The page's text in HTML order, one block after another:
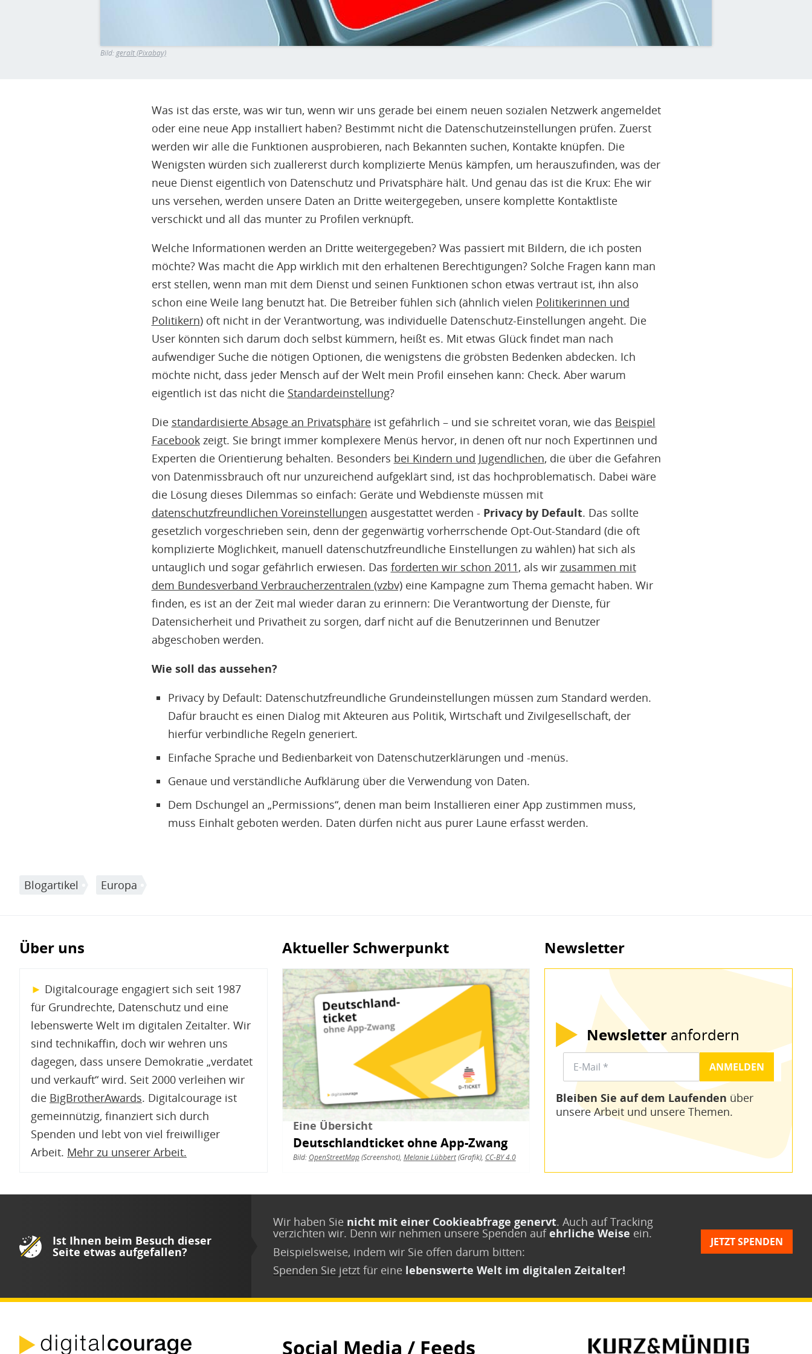
Bild:geralt (Pixabay)
Was ist das erste, was wir tun, wenn wir uns gerade bei einem neuen sozialen Netzwerk angemeldet
oder eine neue App installiert haben? Bestimmt nicht die Datenschutzeinstellungen prüfen. Zuerst
werden wir alle die Funktionen ausprobieren, nach Bekannten suchen, Kontakte knüpfen. Die
Wenigsten würden sich zuallererst durch komplizierte Menüs kämpfen, um herauszufinden, was der
neue Dienst eigentlich von Datenschutz und Privatsphäre hält. Und genau das ist die Krux: Ehe wir
uns versehen, werden unsere Daten an Dritte weitergegeben, unsere komplette Kontaktliste
verschickt und all das munter zu Profilen verknüpft.
Welche Informationen werden an Dritte weitergegeben? Was passiert mit Bildern, die ich posten
möchte? Was macht die App wirklich mit den erhaltenen Berechtigungen? Solche Fragen kann man
erst stellen, wenn man mit dem Dienst und seinen Funktionen schon etwas vertraut ist, ihn also
schon eine Weile lang benutzt hat. Die Betreiber fühlen sich (ähnlich vielen Politikerinnen und
Politikern) oft nicht in der Verantwortung, was individuelle Datenschutz-Einstellungen angeht. Die
User könnten sich darum doch selbst kümmern, heißt es. Mit etwas Glück findet man nach
aufwendiger Suche die nötigen Optionen, die wenigstens die gröbsten Bedenken abdecken. Ich
möchte nicht, dass jeder Mensch auf der Welt mein Profil einsehen kann: Check. Aber warum
eigentlich ist das nicht die Standardeinstellung?
Die standardisierte Absage an Privatsphäreist gefährlich – und sie schreitet voran, wie das Beispiel
Facebookzeigt. Sie bringt immer komplexere Menüs hervor, in denen oft nur noch Expertinnen und
Experten die Orientierung behalten. Besonders bei Kindern und Jugendlichen, die über die Gefahren
von Datenmissbrauch oft nur unzureichend aufgeklärt sind, ist das hochproblematisch. Dabei wäre
die Lösung dieses Dilemmas so einfach: Geräte und Webdienste müssen mit
datenschutzfreundlichen Voreinstellungen ausgestattet werden - Privacy by Default. Das sollte
gesetzlich vorgeschrieben sein, denn der gegenwärtig vorherrschende Opt-Out-Standard (die oft
komplizierte Möglichkeit, manuell datenschutzfreundliche Einstellungen zu wählen) hat sich als
untauglich und sogar gefährlich erwiesen. Das forderten wir schon 2011, als wir zusammen mit
dem Bundesverband Verbraucherzentralen (vzbv)eine Kampagne zum Thema gemacht haben. Wir
finden, es ist an der Zeit mal wieder daran zu erinnern: Die Verantwortung der Dienste, für
Datensicherheit und Privatheit zu sorgen, darf nicht auf die Benutzerinnen und Benutzer
abgeschoben werden.
Wie soll das aussehen?
Privacy by Default: Datenschutzfreundliche Grundeinstellungen müssen zum Standard werden.
Dafür braucht es einen Dialog mit Akteuren aus Politik, Wirtschaft und Zivilgesellschaft, der
hierfür verbindliche Regeln generiert.
Einfache Sprache und Bedienbarkeit von Datenschutzerklärungen und -menüs.
Genaue und verständliche Aufklärung über die Verwendung von Daten.
Dem Dschungel an „Permissions“, denen man beim Installieren einer App zustimmen muss,
muss Einhalt geboten werden. Daten dürfen nicht aus purer Laune erfasst werden.
Blogartikel Europa
Über uns
► Digitalcourage engagiert sich seit 1987
für Grundrechte, Datenschutz und eine
lebenswerte Welt im digitalen Zeitalter. Wir
sind technikaffin, doch wir wehren uns
dagegen, dass unsere Demokratie „verdatet
und verkauft“ wird. Seit 2000 verleihen wir
die BigBrotherAwards. Digitalcourage ist
gemeinnützig, finanziert sich durch
Spenden und lebt von viel freiwilliger
Arbeit. Mehr zu unserer Arbeit.
Aktueller Schwerpunkt
Bild
Eine Übersicht
Deutschlandticket ohne App-Zwang
Bild: OpenStreetMap(Screenshot), Melanie Lübbert(Grafik), CC-BY 4.0
Newsletter
Newsletter anfordern
Bleiben Sie auf dem Laufenden über
unsere Arbeit und unsere Themen.
Ist Ihnen beim Besuch dieser
Seite etwas aufgefallen?
Wir haben Sie nicht mit einer Cookieabfrage genervt. Auch auf Tracking
verzichten wir. Denn wir nehmen unsere Spenden aufehrliche Weise ein.
Beispielsweise, indem wir Sie offen darum bitten:
Spenden Sie jetzt für eine lebenswerte Welt im digitalen Zeitalter!
JETZT SPENDEN
Social Media / Feeds